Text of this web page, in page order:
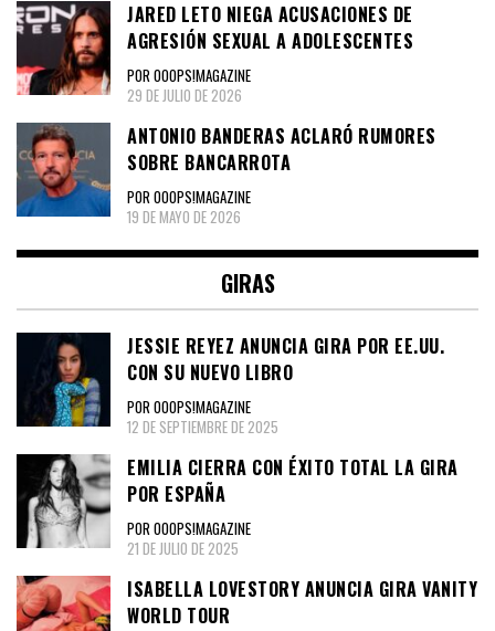
JARED LETO NIEGA ACUSACIONES DE
AGRESIÓN SEXUAL A ADOLESCENTES
POR OOOPS!MAGAZINE
29 DE JULIO DE 2026
ANTONIO BANDERAS ACLARÓ RUMORES
SOBRE BANCARROTA
POR OOOPS!MAGAZINE
19 DE MAYO DE 2026
GIRAS
JESSIE REYEZ ANUNCIA GIRA POR EE.UU.
CON SU NUEVO LIBRO
POR OOOPS!MAGAZINE
12 DE SEPTIEMBRE DE 2025
EMILIA CIERRA CON ÉXITO TOTAL LA GIRA
POR ESPAÑA
POR OOOPS!MAGAZINE
21 DE JULIO DE 2025
ISABELLA LOVESTORY ANUNCIA GIRA VANITY
WORLD TOUR